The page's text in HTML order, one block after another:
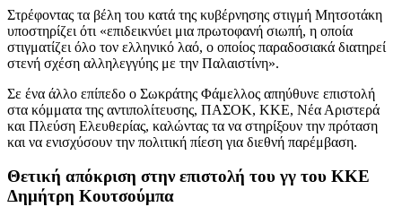
Στρέφοντας τα βέλη του κατά της κυβέρνησης στιγμή Μητσοτάκη
υποστηρίζει ότι «επιδεικνύει μια πρωτοφανή σιωπή, η οποία
στιγματίζει όλο τον ελληνικό λαό, ο οποίος παραδοσιακά διατηρεί
στενή σχέση αλληλεγγύης με την Παλαιστίνη».
Σε ένα άλλο επίπεδο ο Σωκράτης Φάμελλος απηύθυνε επιστολή
στα κόμματα της αντιπολίτευσης, ΠΑΣΟΚ, ΚΚΕ, Νέα Αριστερά
και Πλεύση Ελευθερίας, καλώντας τα να στηρίξουν την πρόταση
και να ενισχύσουν την πολιτική πίεση για διεθνή παρέμβαση.
Θετική απόκριση στην επιστολή του γγ του ΚΚΕ
Δημήτρη Κουτσούμπα